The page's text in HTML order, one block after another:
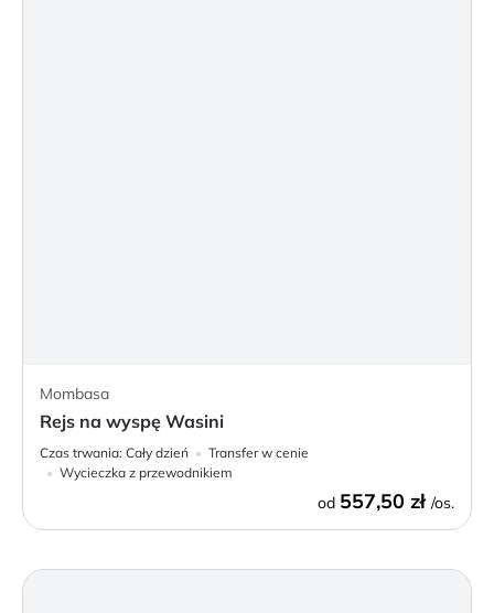
Mombasa
Rejs na wyspę Wasini
Czas trwania: Cały dzień
Transfer w cenie
Wycieczka z przewodnikiem
od 557,50 zł /os.